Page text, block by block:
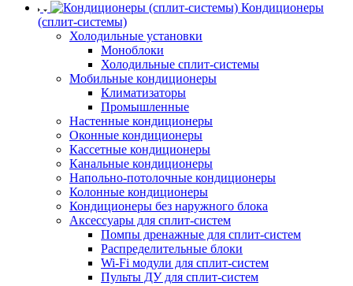
Кондиционеры
(сплит-системы)
Холодильные установки
Моноблоки
Холодильные сплит-системы
Мобильные кондиционеры
Климатизаторы
Промышленные
Настенные кондиционеры
Оконные кондиционеры
Кассетные кондиционеры
Канальные кондиционеры
Напольно-потолочные кондиционеры
Колонные кондиционеры
Кондиционеры без наружного блока
Аксессуары для сплит-систем
Помпы дренажные для сплит-систем
Распределительные блоки
Wi-Fi модули для сплит-систем
Пульты ДУ для сплит-систем